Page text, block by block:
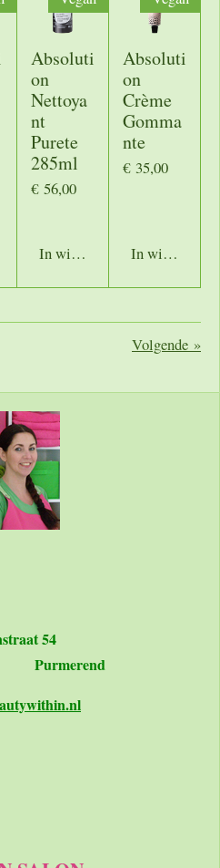
Absoluti
on
Nettoya
nt
Purete
285ml
€ 56,00
In winkelwagen
Absoluti
on
Crème
Gomma
nte
€ 35,00
In
Volgende »
54